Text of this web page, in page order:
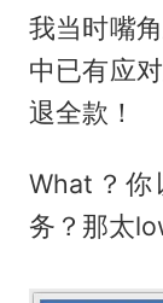
我当时嘴
中已有应
退全款！
What？
务？那太